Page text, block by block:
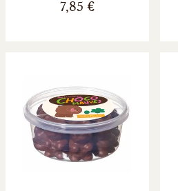
7,85 €